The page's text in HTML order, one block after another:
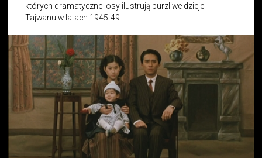
których dramatyczne losy ilustrują burzliwe dzieje
Tajwanu w latach 1945-49.